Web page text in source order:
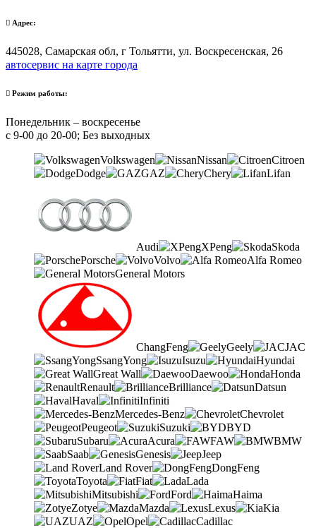
Адрес:
445028, Самарская обл, г Тольятти, ул. Воскресенская, 26
автосервис на карте города
Режим работы:
Понедельник – воскресенье
с 9-00 до 20-00; Без выходных
Volkswagen Nissan
Citroen
Dodge
GAZ Chery Lifan
Audi XPeng
Skoda
Porsche
Volvo
Alfa Romeo
General Motors
ChangFeng Geely
JAC
SsangYong
Isuzu
Hyundai
Great Wall
Daewoo
Honda
Renault
Brilliance
Datsun
Haval
Infiniti
Mercedes-Benz
Chevrolet
Peugeot
Suzuki
BYD
Subaru
Acura FAW
BMW
Saab
Genesis
Jeep
Land Rover
DongFeng
Toyota
Fiat
Lada
Mitsubishi
Ford
Haima
Zotye
Mazda Lexus
Kia
UAZ
Opel Cadillac